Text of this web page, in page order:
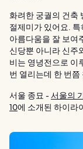
화려한 궁궐의 건축
절제미가 있어요.
아름다움을 잘 보여
신당뿐 아니라 신주
비는 영녕전으로 이
번 열리는데 한 번쯤
서울 종묘 - 서울의
10에 소개된 하이라